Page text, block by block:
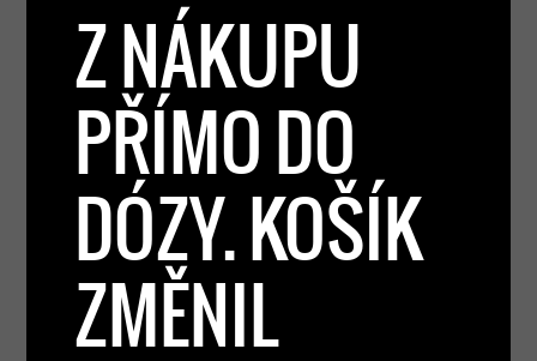
Z NÁKUPU
PŘÍMO DO
DÓZY. KOŠÍK
ZMĚNIL